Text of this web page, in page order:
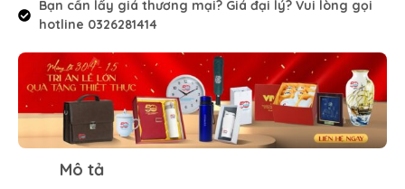
Bạn cần lấy giá thương mại? Giá đại lý? Vui lòng gọi
hotline 0326281414
Mô tả